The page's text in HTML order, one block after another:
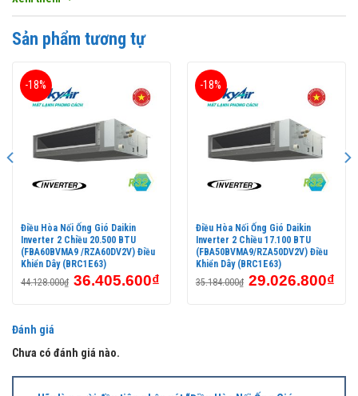
Điều hòa nối ống gió 1 chiều 30.000BTU
(FDMNQ30MV1/RNQ30MV1
dây chuyền hiện đại tiến tiến của Nhật Bản.
Sản phẩm tương tự
-18%
Điều Hòa Nối Ống Gió Daikin
Inverter 2 Chiều 20.500 BTU
(FBA60BVMA9 /RZA60DV2V) Điều
Khiển Dây (BRC1E63)
44.128.000₫ 36.405.600₫
-18%
Điều Hòa Nối Ống Gió Daikin
Inverter 2 Chiều 17.100 BTU
(FBA50BVMA9/RZA50DV2V) Điều
Khiển Dây (BRC1E63)
35.184.000₫ 29.026.800₫
Đánh giá
Chưa có đánh giá nào.